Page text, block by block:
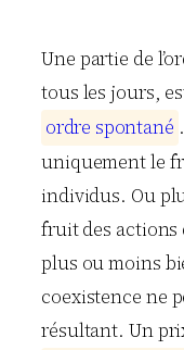
Une partie de
tous les jours,
ordre spontané
uniquement le
individus. Ou
fruit des actions
plus ou moins
coexistence ne
résultant. Un